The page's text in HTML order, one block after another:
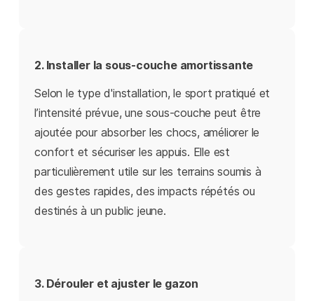
2. Installer la sous-couche amortissante
Selon le type d'installation, le sport pratiqué et
l’intensité prévue, une sous-couche peut être
ajoutée pour absorber les chocs, améliorer le
confort et sécuriser les appuis. Elle est
particulièrement utile sur les terrains soumis à
des gestes rapides, des impacts répétés ou
destinés à un public jeune.
3. Dérouler et ajuster le gazon